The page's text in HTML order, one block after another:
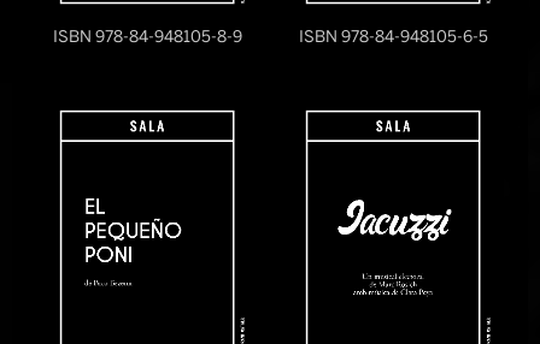
ISBN 978-84-948105-8-9 ISBN 978-84-948105-6-5